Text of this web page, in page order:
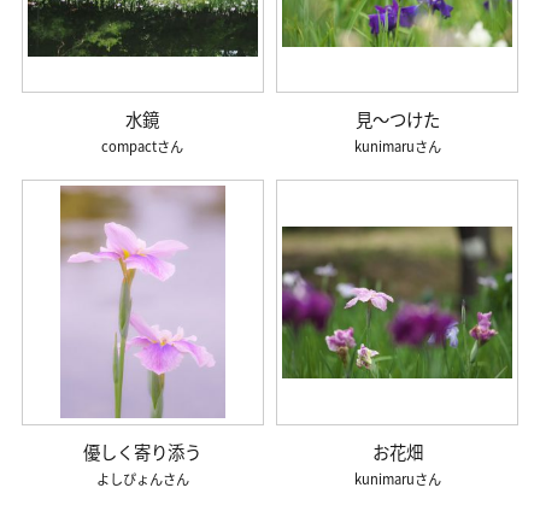
水鏡
compact
見～つけた
kunimaru
優しく寄り添う
よしぴょん
お花畑
kunimaru